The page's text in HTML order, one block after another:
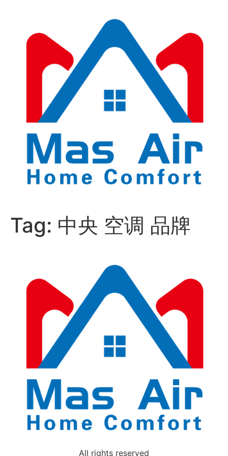
Tag: 中央 空调 品牌
All rights reserved